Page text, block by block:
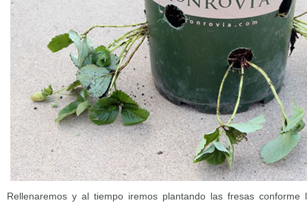
Rellenaremos y al tiempo iremos plantando las fresas